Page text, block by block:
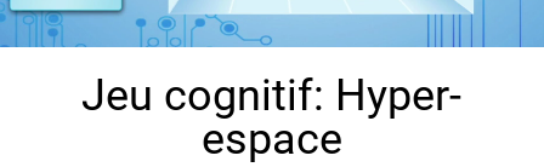
Jeu cognitif: Hyper-
espace